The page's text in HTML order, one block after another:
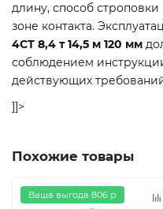
длину, способ
зоне контакта.
4СТ 8,4 т 14,5 м 120 мм
соблюдением
действующих
]]>
Похожие товары
Ваша выгода 806 р